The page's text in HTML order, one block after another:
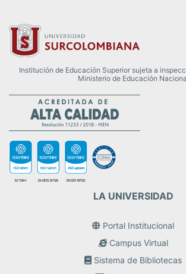
Institución de Educación Superior sujeta a
Ministerio de Educación
LA UNIVERSIDAD
Portal Institucional
Campus Virtual
Sistema de Bibliotecas